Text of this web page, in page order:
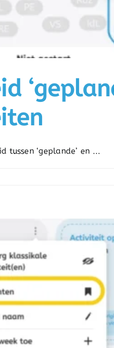
tussen ‘geplande’ en ...